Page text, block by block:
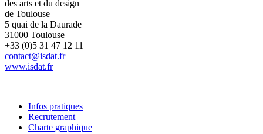
des arts et du design
de Toulouse
5 quai de la Daurade
31000 Toulouse
+33 (0)5 31 47 12 11
contact@isdat.fr
www.isdat.fr
Infos pratiques
Recrutement
Charte graphique